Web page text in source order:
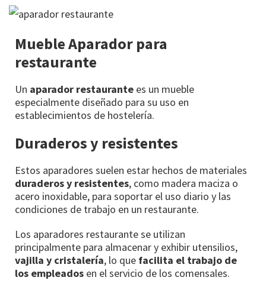
Mueble Aparador para
restaurante
Un aparador restaurante es un mueble
especialmente diseñado para su uso en
establecimientos de hostelería.
Duraderos y resistentes
Estos aparadores suelen estar hechos de materiales
duraderos y resistentes, como madera maciza o
acero inoxidable, para soportar el uso diario y las
condiciones de trabajo en un restaurante.
Los aparadores restaurante se utilizan
principalmente para almacenar y exhibir utensilios,
vajilla y cristalería, lo que facilita el trabajo de
los empleados en el servicio de los comensales.